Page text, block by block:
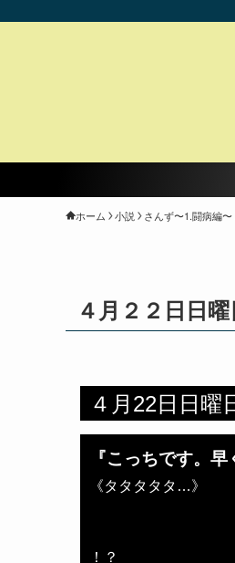
ホーム 小説 さんず〜1.闘病編〜
４月２２日日曜
４月22日日曜
『こっちです。早
《タタタタタ…》
！？